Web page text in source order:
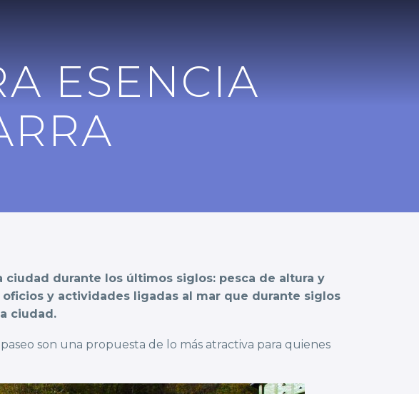
ESENCIA
ciudad durante los últimos siglos: pesca de altura y
y actividades ligadas al mar que durante siglos
ciudad.
son una propuesta de lo más atractiva para quienes